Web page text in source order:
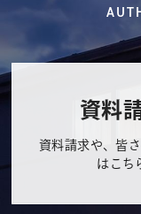
資料
資料請求や、皆
はこち